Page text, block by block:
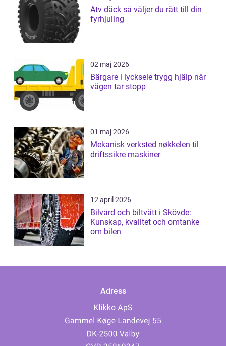
Atv däck så väljer du rätt till din
fyrhjuling
02 maj 2026
Bärgare i lycksele trygg hjälp när
vägen tar stopp
01 maj 2026
Mekanisk verksted nøkkelen til
driftssikre maskiner
12 april 2026
Bilvård och biltvätt i Skövde:
Kunskap, kvalitet och omtanke
om bilen
Adress